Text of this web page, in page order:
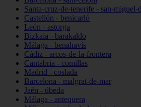
Santa-cruz-de-tenerife - san-miguel-
Castellón - benicarló
León - astorga
Bizkaia - barakaldo
Málaga - benahavís
Cádiz - arcos-de-la-frontera
Cantabria - comillas
Madrid - coslada
Barcelona - malgrat-de-mar
Jaén - úbeda
Málaga - antequera